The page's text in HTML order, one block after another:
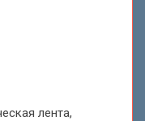
лента,